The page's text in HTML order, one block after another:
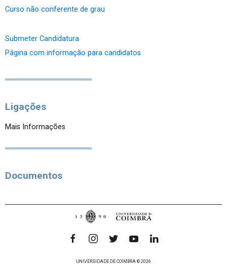
Curso não conferente de grau
Submeter Candidatura
Página com informação para candidatos
Ligações
Mais Informações
Documentos
UNIVERSIDADE DE COIMBRA © 2026